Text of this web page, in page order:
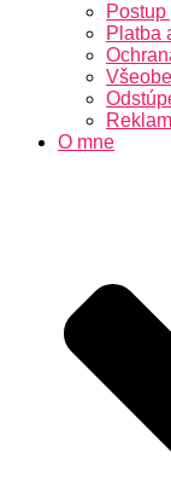
Platba
O mne